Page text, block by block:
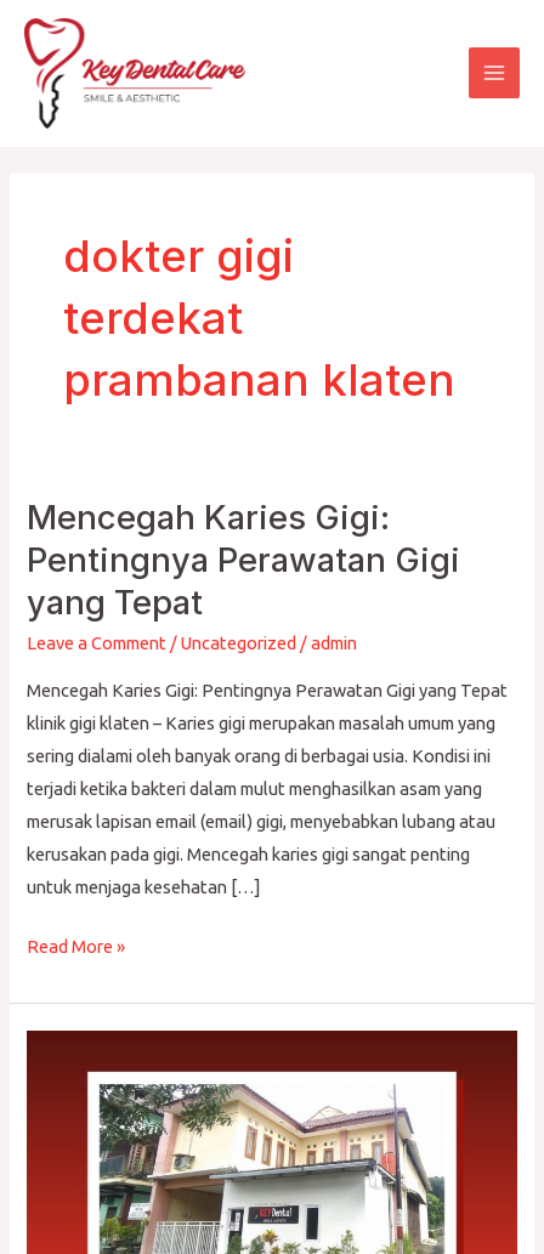
Skip
content
dokter gigi
terdekat
prambanan klaten
Mencegah Karies Gigi:
Pentingnya Perawatan Gigi
yang Tepat
Leave a Comment /Uncategorized /admin
Mencegah Karies Gigi: Pentingnya Perawatan Gigi yang Tepat
klinik gigi klaten – Karies gigi merupakan masalah umum yang
sering dialami oleh banyak orang di berbagai usia. Kondisi ini
terjadi ketika bakteri dalam mulut menghasilkan asam yang
merusak lapisan email (email) gigi, menyebabkan lubang atau
kerusakan pada gigi. Mencegah karies gigi sangat penting
untuk menjaga kesehatan […]
Mencegah
Karies
Gigi:
Pentingnya
Perawatan
Read More »
Lengkap
Perawatan